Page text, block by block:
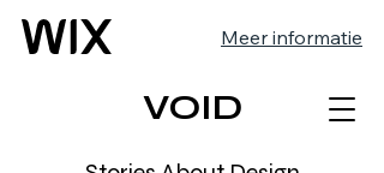
Meer informatie